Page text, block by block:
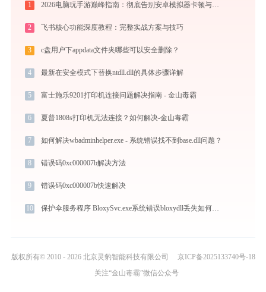
1 2026电脑玩手游巅峰指南：彻底告别安卓模拟器卡顿与捆绑，体验官方原生多端互通
2 飞书核心功能深度教程：完整实战方案与技巧
3 c盘用户下appdata文件夹哪些可以安全删除？
4 最新在安全模式下替换ntdll.dll的具体步骤详解
5 富士施乐9201打印机连接问题解决指南 - 金山毒霸
6 夏普1808s打印机无法连接？如何解决-金山毒霸
7 如何解决wbadminhelper.exe - 系统错误找不到base.dll问题？
8 错误码0xc000007b解决方法
9 错误码0xc000007b快速解决
10 保护伞服务程序 BloxySvc.exe系统错误bloxydll丢失如何解决
版权所有© 2010 - 2026 北京灵豹智能科技有限公司
京ICP备2025133740号-18
关注“金山毒霸”微信公众号